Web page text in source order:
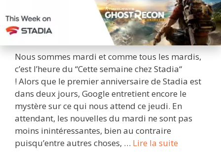
Nous sommes mardi et comme tous les mardis,
c’est l’heure du “Cette semaine chez Stadia“
! Alors que le premier anniversaire de Stadia est
dans deux jours, Google entretient encore le
mystère sur ce qui nous attend ce jeudi. En
attendant, les nouvelles du mardi ne sont pas
moins inintéressantes, bien au contraire
puisqu’entre autres choses, … Lire la suite